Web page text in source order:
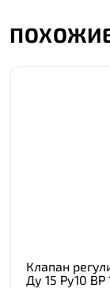
Клапан
Ду 15 Ру10